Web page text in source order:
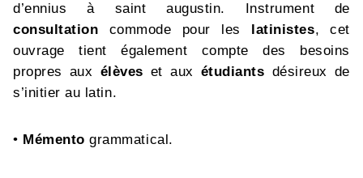
d’ennius à saint augustin. Instrument de
consultation commode pour les latinistes, cet
ouvrage tient également compte des besoins
propres aux élèves et aux étudiants désireux de
s’initier au latin.
• Mémento grammatical.